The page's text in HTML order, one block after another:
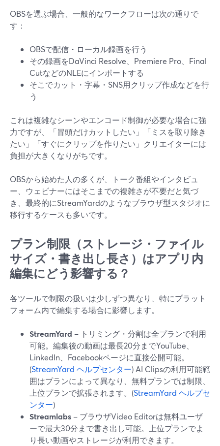
OBSを選ぶ場合、一般的なワークフローは次の通りで
す：
OBSで配信・ローカル録画を行う
その録画をDaVinci Resolve、Premiere Pro、Final
CutなどのNLEにインポートする
そこでカット・字幕・SNS用クリップ作成などを行
う
これは複雑なシーンやエンコード制御が必要な場合に強
力ですが、「冒頭だけカットしたい」「ミスを取り除き
たい」「すぐにクリップを作りたい」クリエイターには
負担が大きくなりがちです。
OBSから始めた人の多くが、トーク番組やインタビュ
ー、ウェビナーにはそこまでの複雑さが不要だと気づ
き、最終的にStreamYardのようなブラウザ型スタジオに
移行するケースも多いです。
プラン制限（ストレージ・ファイル
サイズ・書き出し長さ）はアプリ内
編集にどう影響する？
各ツールで制限の扱いは少しずつ異なり、特にプラット
フォーム内で編集する場合に影響します。
StreamYard – トリミング・分割は全プランで利用
可能。編集後の動画は最長20分までYouTube、
LinkedIn、Facebookページに直接公開可能。
(StreamYard ヘルプセンター) AI Clipsの利用可能範
囲はプランによって異なり、無料プランでは制限、
上位プランで拡張されます。(StreamYard ヘルプセ
ンター)
Streamlabs – ブラウザVideo Editorは無料ユーザ
ーで最大30分まで書き出し可能。上位プランでよ
り長い動画やストレージが利用できます。